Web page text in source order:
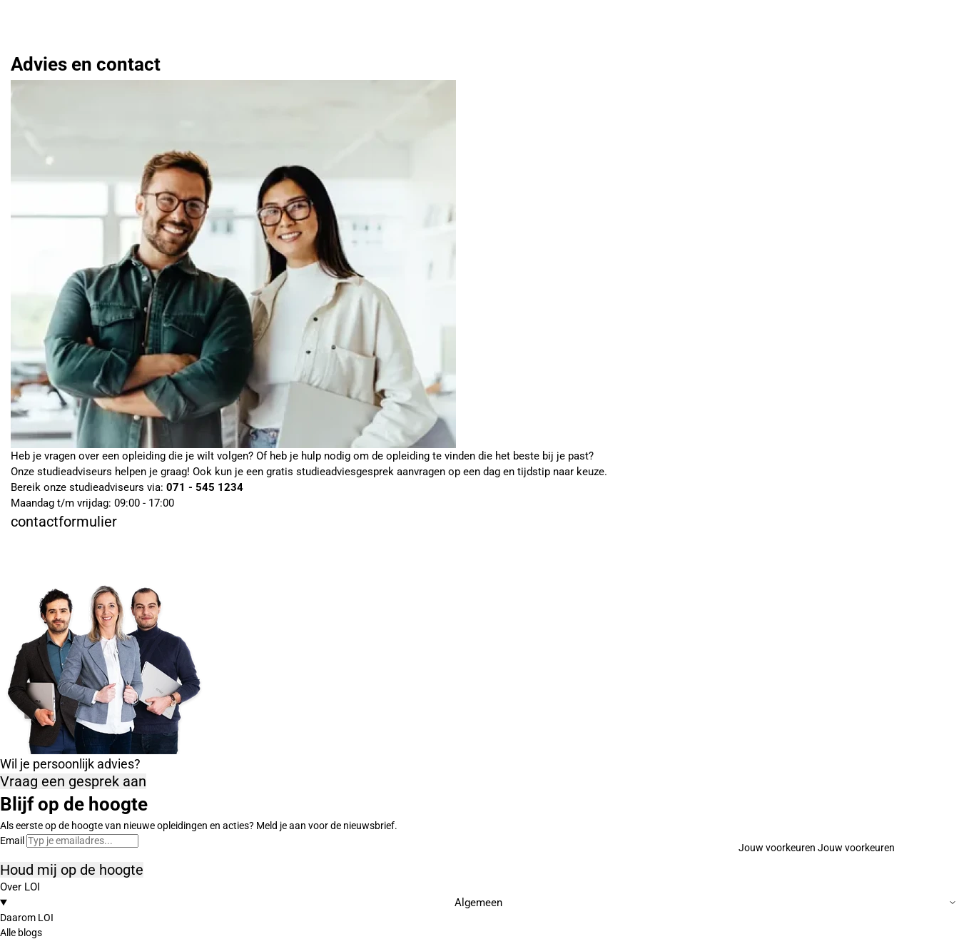
Advies en contact
Heb je vragen over een opleiding die je wilt volgen? Of heb je hulp nodig om de opleiding te vinden die het beste bij je past?
Onze studieadviseurs helpen je graag! Ook kun je een gratis studieadviesgesprek aanvragen op een dag en tijdstip naar keuze.
Bereik onze studieadviseurs via: 071 - 545 1234
Maandag t/m vrijdag: 09:00 - 17:00
contactformulier
Wil je persoonlijk advies?
Vraag een gesprek aan
Blijf op de hoogte
Als eerste op de hoogte van nieuwe opleidingen en acties? Meld je aan voor de nieuwsbrief.
Email
Jouw voorkeuren
Houd mij op de hoogte
Over LOI
Algemeen
Daarom LOI
Alle blogs